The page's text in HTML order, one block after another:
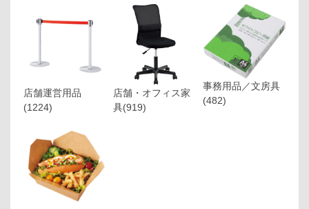
店舗運営用品
(1224)
店舗・オフィス家
具(919)
事務用品／文房具
(482)